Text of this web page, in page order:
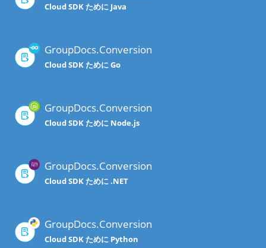
Cloud SDK ために Java
GroupDocs.Conversion
Cloud SDK ために Go
GroupDocs.Conversion
Cloud SDK ために Node.js
GroupDocs.Conversion
Cloud SDK ために .NET
GroupDocs.Conversion
Cloud SDK ために Python